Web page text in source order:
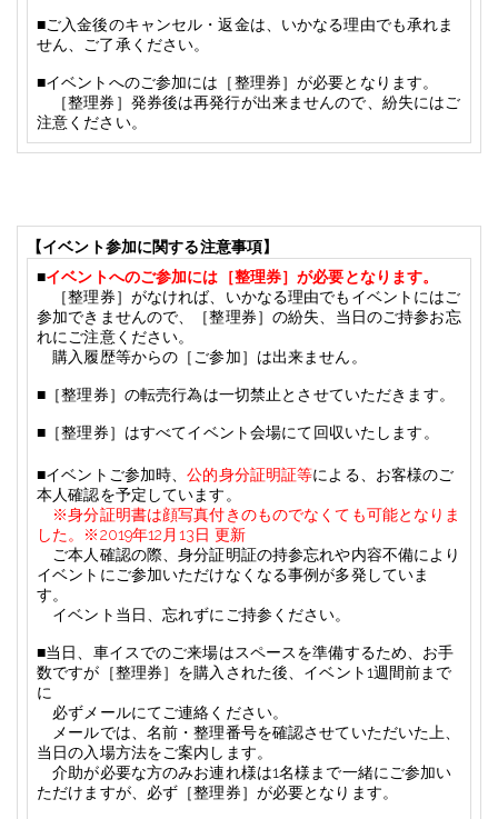
■ご入金後のキャンセル・返金は、いかなる理由でも承れま
せん、ご了承ください。
■イベントへのご参加には［整理券］が必要となります。
［整理券］発券後は再発行が出来ませんので、紛失にはご
注意ください。
【イベント参加に関する注意事項】
■イベントへのご参加には［整理券］が必要となります。
［整理券］がなければ、いかなる理由でもイベントにはご
参加できませんので、
［整理券］の紛失、当日のご持参お忘
れにご注意ください。
購入履歴等からの［ご参加］は出来ません。
■ ［整理券］の転売行為は一切禁止とさせていただきます。
■ ［整理券］はすべてイベント会場にて回収いたします。
■イベントご参加時、公的身分証明証等による、お客様のご
本人確認を予定しています。
※身分証明書は顔写真付きのものでなくても可能となりま
した。※2019年12月13日 更新
ご本人確認の際、身分証明証の持参忘れや内容不備により
イベントにご参加いただけなくなる事例が多発していま
す。
イベント当日、忘れずにご持参ください。
■当日、車イスでのご来場はスペースを準備するため、お手
数ですが ［整理券］ を購入された後、イベント1週間前まで
に
必ずメールにてご連絡ください。
メールでは、名前・整理番号を確認させていただいた上、
当日の入場方法をご案内します。
介助が必要な方のみお連れ様は1名様まで一緒にご参加い
ただけますが、必ず ［整理券］ が必要となります。